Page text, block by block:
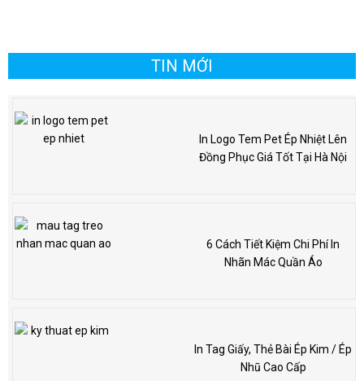
TIN MỚI
In Logo Tem Pet Ép Nhiệt Lên
Đồng Phục Giá Tốt Tại Hà Nội
6 Cách Tiết Kiệm Chi Phí In
Nhãn Mác Quần Áo
In Tag Giấy, Thẻ Bài Ép Kim / Ép
Nhũ Cao Cấp